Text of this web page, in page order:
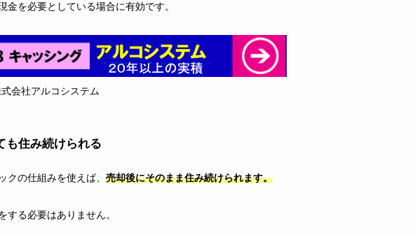
金を必要としている場合に有効です。
式会社アルコシステム
も住み続けられる
クの仕組みを使えば、 売却後にそのまま住み続けられます。
する必要はありません。